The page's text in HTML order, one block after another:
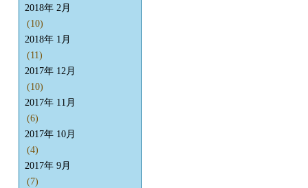
2018年 2月
(10)
2018年 1月
(11)
2017年 12月
(10)
2017年 11月
(6)
2017年 10月
(4)
2017年 9月
(7)